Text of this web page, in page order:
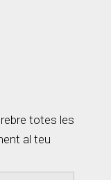
totes les
al teu